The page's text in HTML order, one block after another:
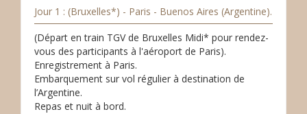
Jour 1 : (Bruxelles*) - Paris - Buenos Aires (Argentine).
(Départ en train TGV de Bruxelles Midi* pour rendez-
vous des participants à l'aéroport de Paris).
Enregistrement à Paris.
Embarquement sur vol régulier à destination de
l’Argentine.
Repas et nuit à bord.